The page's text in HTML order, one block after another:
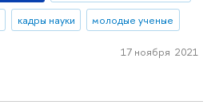
кадры науки молодые ученые
17 ноября 2021